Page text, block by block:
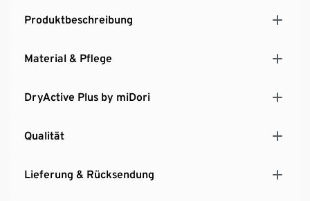
Produktbeschreibung
Material & Pflege
DryActive Plus by miDori
Qualität
Lieferung & Rücksendung